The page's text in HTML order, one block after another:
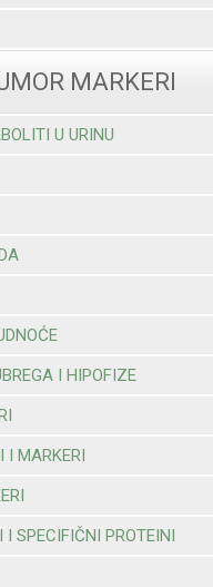
MARKERI
U URINU
I HIPOFIZE
I MARKERI
I SPECIFIČNI PROTEINI